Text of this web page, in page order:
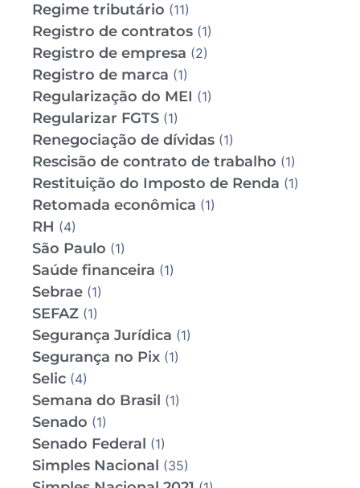
Regime tributário (11)
Registro de contratos (1)
Registro de empresa (2)
Registro de marca (1)
Regularização do MEI (1)
Regularizar FGTS (1)
Renegociação de dívidas (1)
Rescisão de contrato de trabalho (1)
Restituição do Imposto de Renda (1)
Retomada econômica (1)
RH (4)
São Paulo (1)
Saúde financeira (1)
Sebrae (1)
SEFAZ (1)
Segurança Jurídica (1)
Segurança no Pix (1)
Selic (4)
Semana do Brasil (1)
Senado (1)
Senado Federal (1)
Simples Nacional (35)